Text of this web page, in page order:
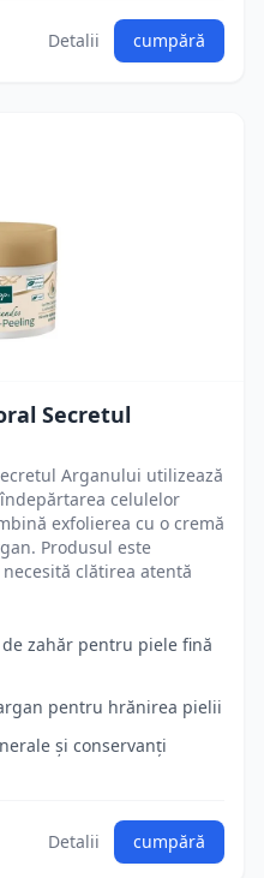
Detalii cumpără
Secretul
Arganului utilizează
celulelor
exfolierea cu o cremă
Produsul este
clătirea atentă
zahăr pentru piele fină
pentru hrănirea pielii
și conservanți
Detalii cumpără